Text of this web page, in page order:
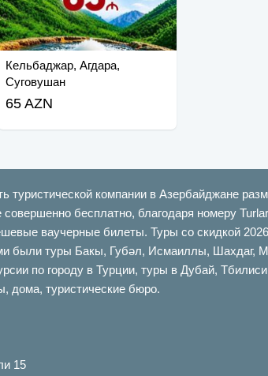
Кельбаджар, Агдара,
Суговушан
65 AZN
туристической компании в Азербайджане
совершенно бесплатно, благодаря номеру
ваучерные билеты. Туры со скидкой
были туры Бакы, Губəл, Исмаиллы, Шахдаг,
по городу в Турции, туры в Дубай,
дома, туристические бюро.
15